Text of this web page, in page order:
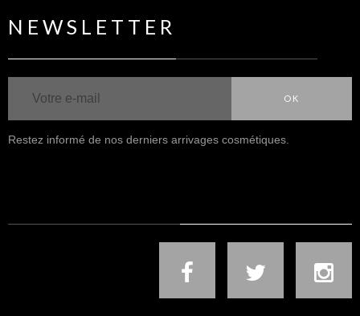
NEWSLETTER
OK
Restez informé de nos derniers arrivages cosmétiques.